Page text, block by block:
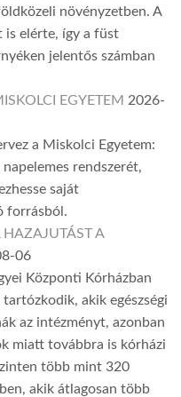
növényzetben. A
elérte, így a füst
jelentős számban
EGYETEM 2026-
a Miskolci Egyetem:
rendszerét,
saját
forrásból.
HAZAJUTÁST A
06
Központi Kórházban
akik egészségi
az intézményt, azonban
miatt továbbra is kórházi
több mint 320
akik átlagosan több